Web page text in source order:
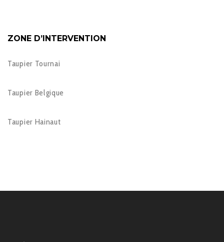
ZONE D’INTERVENTION
Taupier Tournai
Taupier Belgique
Taupier Hainaut